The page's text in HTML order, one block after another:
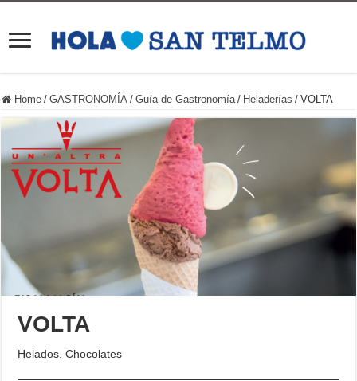
Home / GASTRONOMÍA / Guía de Gastronomía / Heladerías / VOLTA
VOLTA
Helados. Chocolates